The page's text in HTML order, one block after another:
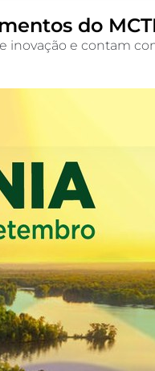
do
inovação e contam